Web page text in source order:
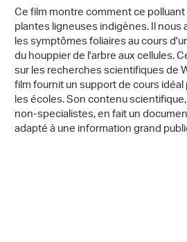
Ce film montre comment ce
plantes ligneuses indigènes. Il
les symptômes foliaires au cours
du houppier de l'arbre aux cellules.
sur les recherches scientifiques de
film fournit un support de cours
les écoles. Son contenu
non-specialistes, en fait un
adapté à une information grand